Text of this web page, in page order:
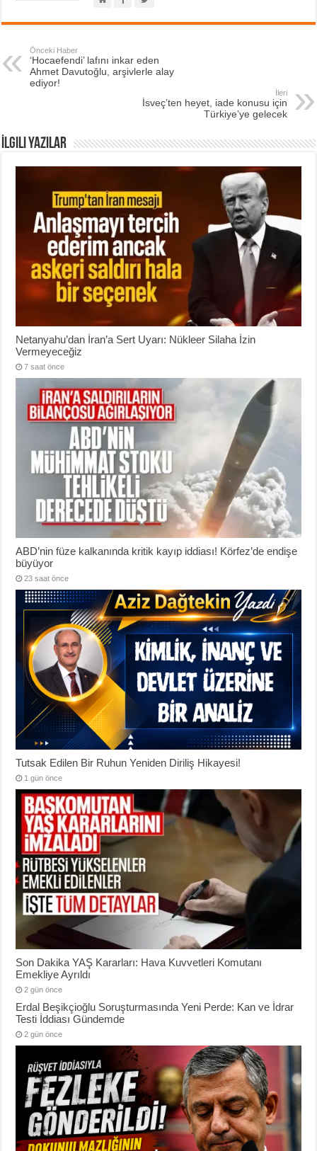
Önceki Haber
‘Hocaefendi’ lafını inkar eden
Ahmet Davutoğlu, arşivlerle alay
ediyor!
İleri
İsveç’ten heyet, iade konusu için
Türkiye’ye gelecek
İlgili Yazılar
Netanyahu’dan İran’a Sert Uyarı: Nükleer Silaha İzin
Vermeyeceğiz
7 saat önce
ABD’nin füze kalkanında kritik kayıp iddiası! Körfez’de endişe
büyüyor
23 saat önce
Tutsak Edilen Bir Ruhun Yeniden Diriliş Hikayesi!
1 gün önce
Son Dakika YAŞ Kararları: Hava Kuvvetleri Komutanı
Emekliye Ayrıldı
2 gün önce
Erdal Beşikçioğlu Soruşturmasında Yeni Perde: Kan ve İdrar
Testi İddiası Gündemde
2 gün önce